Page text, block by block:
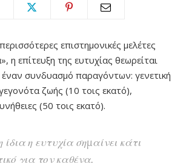
επιστημονικές μελέτες
η επίτευξη της ευτυχίας θεωρείται
έναν συνδυασμό παραγόντων: γενετική
ζωής (10 τοις εκατό),
(50 τοις εκατό).
η ευτυχία σημαίνει κάτι
για τον καθένα.